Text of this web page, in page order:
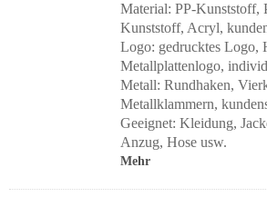
Material: PP-Kunststoff,
Kunststoff, Acryl,
Logo: gedrucktes Logo,
Metallplattenlogo,
Metall: Rundhaken,
Metallklammern,
Geeignet: Kleidung,
Anzug, Hose usw.
Mehr